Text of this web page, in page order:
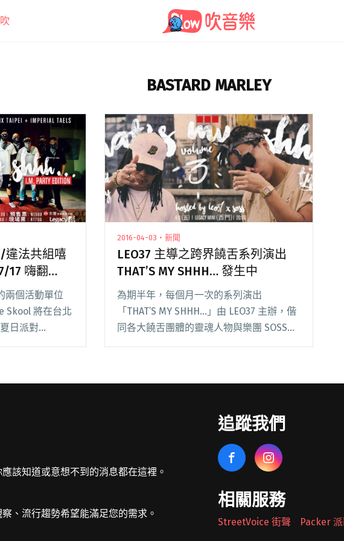
BASTARD MARLEY
違法共組嘻
17 嗨翻
兩個活動單位
Skool 將在台北
日派對
」！連同
2016-04-03・新聞
LEO37 主導之跨界饒舌系列演出
THAT’S MY SHHH… 發生中
為期半年，每個月一次的系列演出
「THAT’S MY SHHH…」由 LEO37 主辦，偕
同各大饒舌團體的靈魂人物與樂團 SOSS，
將於 4/8 週五晚上在 Legacy mini 登場，
該知道或意想不到的消息都在這裡。
、流行趨勢希望能滿足您的需求。
追蹤我們
相關服務
StreetVoice 街聲 Packer